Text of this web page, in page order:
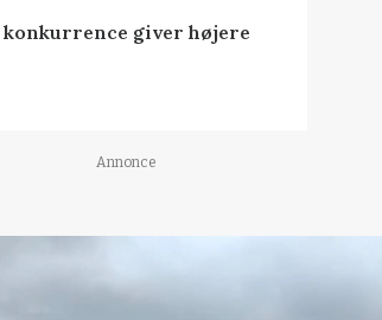
giver højere
Annonce